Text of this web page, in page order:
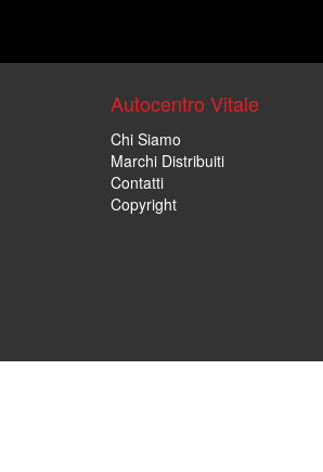
Autocentro Vitale
Chi Siamo
Marchi Distribuiti
Contatti
Copyright